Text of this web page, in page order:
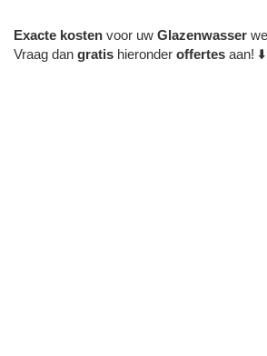
Exacte kosten voor uw Glazenwasser
Vraag dan gratis hieronder offertes aan! ⬇️